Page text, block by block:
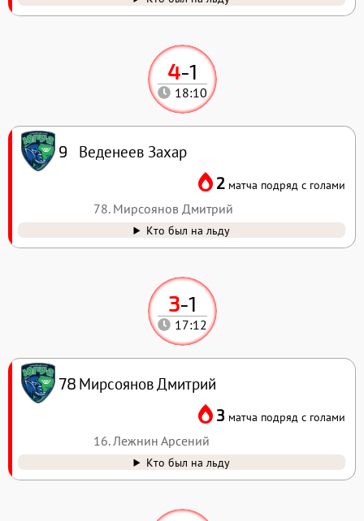
3-1
17:12
78 Мирсоянов Дмитрий
3 матча подряд с голами
16. Лежнин Арсений
Кто был на льду
4-1
18:10
9 Веденеев Захар
2 матча подряд с голами
78. Мирсоянов Дмитрий
Кто был на льду